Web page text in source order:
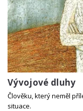
Vývojové dluhy
Člověku, který neměl
situace.